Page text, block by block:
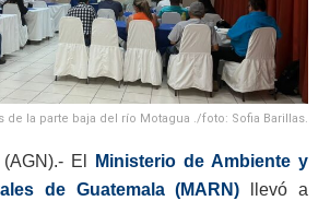
de la parte baja del río Motagua ./foto: Sofia Barillas.
El
Ministerio de Ambiente y
de Guatemala (MARN)
llevó a